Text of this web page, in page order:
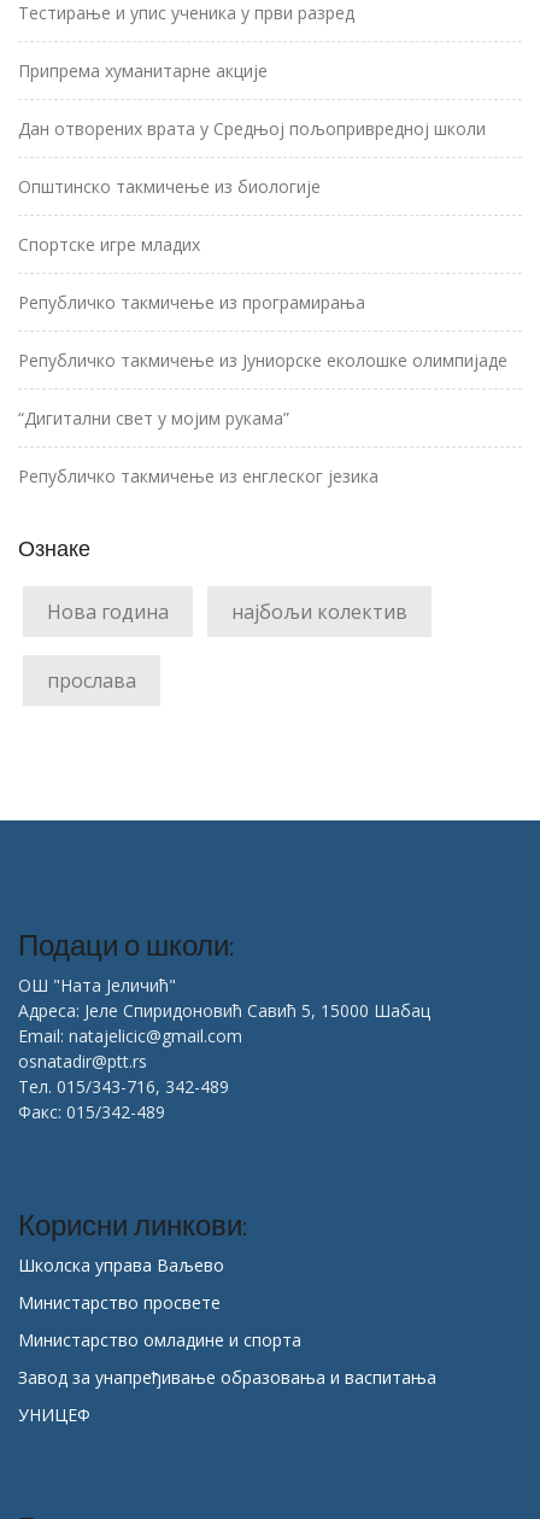
Тестирање и упис ученика у први разред
Припрема хуманитарне акције
Дан отворених врата у Средњој пољопривредној школи
Општинско такмичење из биологије
Спортске игре младих
Републичко такмичење из програмирања
Републичко такмичење из Јуниорске еколошке олимпијаде
“Дигитални свет у мојим рукама”
Републичко такмичење из енглеског језика
Ознаке
Нова година најбољи колектив
прослава
Подаци о школи:
ОШ "Ната Јеличић"
Адреса: Јеле Спиридоновић Савић 5, 15000 Шабац
Email: natajelicic@gmail.com
osnatadir@ptt.rs
Тел. 015/343-716, 342-489
Факс: 015/342-489
Корисни линкови:
Школска управа Ваљево
Министарство просвете
Министарство омладине и спорта
Завод за унапређивање образовања и васпитања
УНИЦЕФ